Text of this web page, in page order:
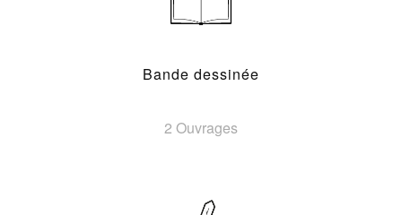
Bande dessinée
2 Ouvrages